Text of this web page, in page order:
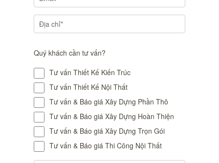
Quý khách cần tư vấn?
Tư vấn Thiết Kế Kiến Trúc
Tư vấn Thiết Kế Nội Thất
Tư vấn & Báo giá Xây Dựng Phần Thô
Tư vấn & Báo giá Xây Dựng Hoàn Thiện
Tư vấn & Báo giá Xây Dựng Trọn Gói
Tư vấn & Báo giá Thi Công Nội Thất